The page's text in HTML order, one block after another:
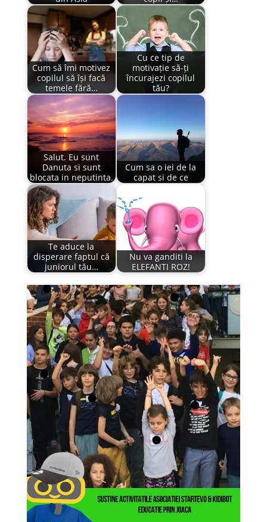
Cum să îmi motivez
copilul să își facă
temele fără…
Cu ce tip de
motivație să-ți
încurajezi copilul
tău?
Salut. Eu sunt
Danuta si sunt
blocata in neputinta.
Cum sa o iei de la
capat si de ce
Te aduce la
disperare faptul că
juniorul tău…
Nu va ganditi la
ELEFANTI ROZ!